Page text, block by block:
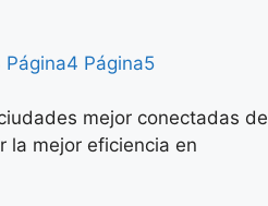
Página4 Página5
mejor conectadas de
la mejor eficiencia en